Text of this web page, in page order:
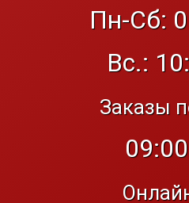
Пн-Сб:
Вс.:
Заказы